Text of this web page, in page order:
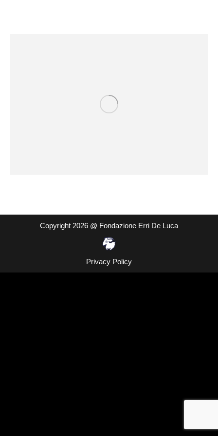
Copyright 2026 @ Fondazione Erri De Luca
Privacy Policy